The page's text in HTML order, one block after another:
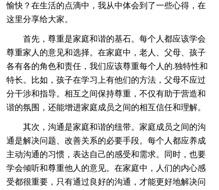
愉快？在生活的点滴中，我从中体会到了一些心得，在
这里分享给大家。
首先，尊重是家庭和谐的基石。每个人都应该学会
尊重家人的意见和选择。在家庭中，老人、父母、孩子
各有各的角色和责任，我们应该尊重每个人的.独特性和
特长。比如，孩子在学习上有他们的方法，父母不应过
分干涉和指导。相互之间保持尊重，不仅有助于营造和
谐的氛围，还能增进家庭成员之间的相互信任和理解。
其次，沟通是家庭和谐的纽带。家庭成员之间的沟
通是解决问题、改善关系的必要手段。每个人都应养成
主动沟通的习惯，表达自己的感受和需求。同时，也要
学会倾听和尊重他人的意见。在家庭中，人们的内心感
受都很重要，只有通过良好的沟通，才能更好地解决问